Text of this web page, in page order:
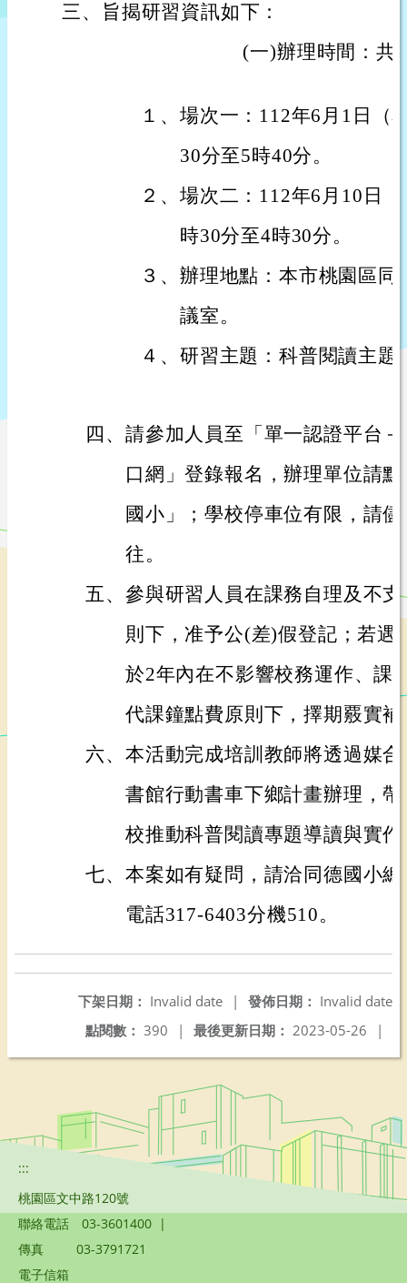
三、
旨揭研習資訊如下：
(一)辦理時間：共
１、 場次一：112年6月1日（
30分至5時40分。
２、 場次二：112年6月10日
時30分至4時30分。
３、 辦理地點：本市桃園區同
議室。
４、 研習主題：科普閱讀主題
四、 請參加人員至「單一認證平台
口網」登錄報名，辦理單位請
國小」；學校停車位有限，請
往。
五、 參與研習人員在課務自理及不
則下，准予公(差)假登記；若遇
於2年內在不影響校務運作、課
代課鐘點費原則下，擇期覈實
六、 本活動完成培訓教師將透過媒
書館行動書車下鄉計畫辦理，
校推動科普閱讀專題導讀與實
七、 本案如有疑問，請洽同德國小
電話317-6403分機510。
發佈日期： Invalid date
下架日期： Invalid date
|
最後更新日期： 2023-05-26 |
點閱數： 390 |
:::
桃園區文中路120號
聯絡電話
03-3601400 |
傳真
03-3791721
電子信箱